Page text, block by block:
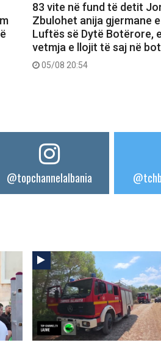
83 vite në fund të detit
Zbulohet anija gjermane e
Luftës së Dytë Botërore, e
vetmja e llojit të saj në
05/08 20:54
@topchannelalbania